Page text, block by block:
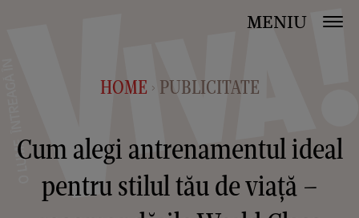
MENIU
HOME > PUBLICITATE
Cum alegi antrenamentul ideal
pentru stilul tău de viață –